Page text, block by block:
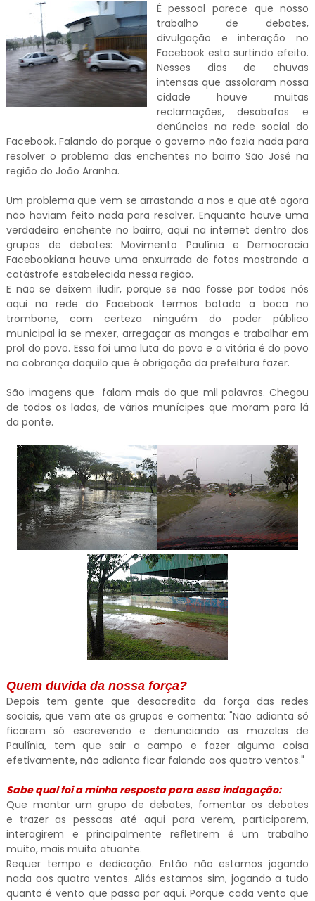
É pessoal parece que nosso
trabalho de debates,
divulgação e interação no
Facebook esta surtindo efeito.
Nesses dias de chuvas
intensas que assolaram nossa
cidade houve muitas
reclamações, desabafos e
denúncias na rede social do
Facebook. Falando do porque o governo não fazia nada para
resolver o problema das enchentes no bairro São José na
região do João Aranha.
Um problema que vem se arrastando a nos e que até agora
não haviam feito nada para resolver. Enquanto houve uma
verdadeira enchente no bairro, aqui na internet dentro dos
grupos de debates: Movimento Paulínia e Democracia
Facebookiana houve uma enxurrada de fotos mostrando a
catástrofe estabelecida nessa região.
E não se deixem iludir, porque se não fosse por todos nós
aqui na rede do Facebook termos botado a boca no
trombone, com certeza ninguém do poder público
municipal ia se mexer, arregaçar as mangas e trabalhar em
prol do povo. Essa foi uma luta do povo e a vitória é do povo
na cobrança daquilo que é obrigação da prefeitura fazer.
São imagens que falam mais do que mil palavras. Chegou
de todos os lados, de vários munícipes que moram para lá
da ponte.
Quem duvida da nossa força?
Depois tem gente que desacredita da força das redes
sociais, que vem ate os grupos e comenta: "Não adianta só
ficarem só escrevendo e denunciando as mazelas de
Paulínia, tem que sair a campo e fazer alguma coisa
efetivamente, não adianta ficar falando aos quatro ventos."
Sabe qual foi a minha resposta para essa indagação:
Que montar um grupo de debates, fomentar os debates
e trazer as pessoas até aqui para verem, participarem,
interagirem e principalmente refletirem é um trabalho
muito, mais muito atuante.
Requer tempo e dedicação. Então não estamos jogando
nada aos quatro ventos. Aliás estamos sim, jogando a tudo
quanto é vento que passa por aqui. Porque cada vento que